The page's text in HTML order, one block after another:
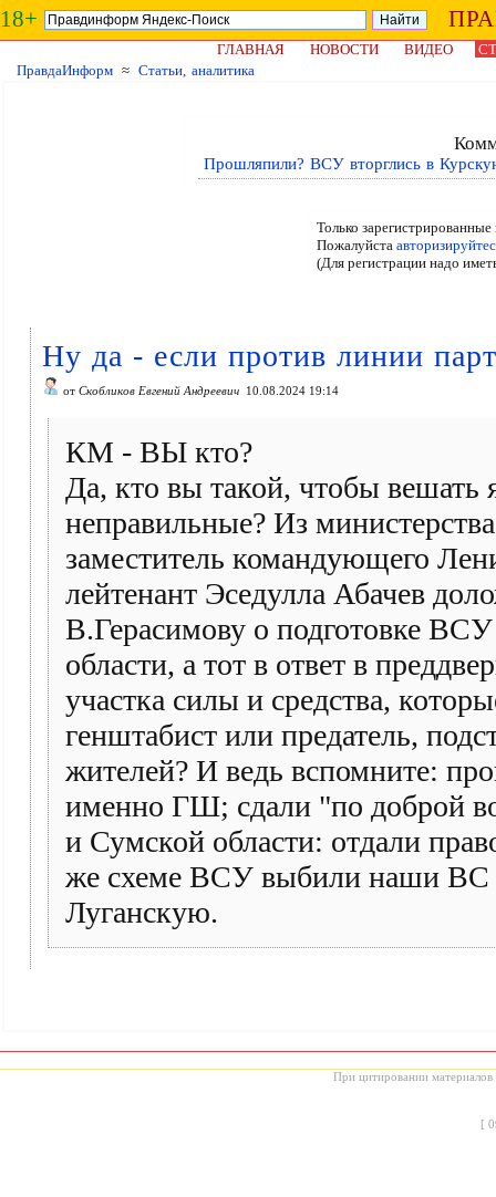
18+
ГЛАВНАЯ НОВОСТИ ВИДЕО
ПравдаИнформ ≈ Статьи, аналитика
Прошляпили? ВСУ вторглись в
Только
Пожалуйста
(Для регистрации надо
Ну да - если против линии
от Скобликов Евгений Андреевич 10.08.2024 19:14
КМ - ВЫ кто?
Да, кто вы такой, чтобы
неправильные? Из
заместитель командующего
лейтенант Эседулла Абачев
В.Герасимову о подготовке
области, а тот в ответ в
участка силы и средства,
генштабист или предатель,
жителей? И ведь вспомните:
именно ГШ; сдали "по доброй
и Сумской области: отдали
же схеме ВСУ выбили наши ВС
Луганскую.
При цитировании материалов
[